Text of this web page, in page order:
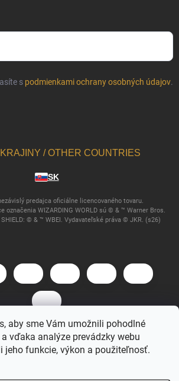
aby sme Vám umožnili pohodlné
vďaka analýze prevádzky webu
jeho funkcie, výkon a použiteľnosť.
s podmienkami ochrany osobných údajov.
/ OTHER COUNTRIES
SK
predajca oficiálne licencovaného tovaru.
označenia WIZARDING WORLD sú © & ™ Warner Bros.
© & ™ WBEI. Vydavateľské práva © JKR. (s26)
Svet Kúziel . Všetky práva vyhradené.